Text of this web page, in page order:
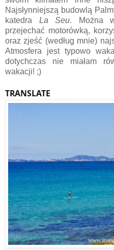
Najsłynniejszą budowlą
katedra La Seu. Można
przejechać motorówką,
oraz zjeść (według mnie)
Atmosfera jest typowo
dotychczas nie miałam
wakacji! ;)
TRANSLATE